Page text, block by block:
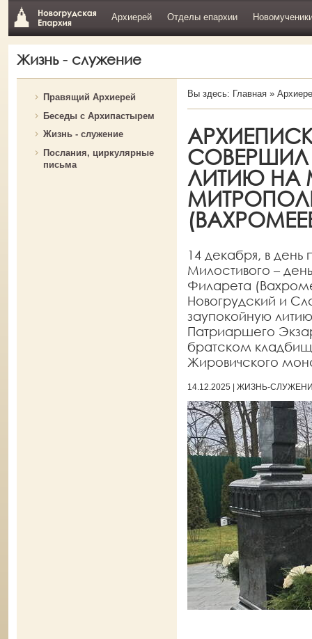
Архиерей Отделы епархии
Жизнь - служение
Правящий Архиерей
Беседы с Архипастырем
Жизнь - служение
Послания, циркулярные
письма
Вы здесь: Главная»
ЛИТИЮ НА
14 декабря, в
Милостивого –
Филарета
Новогрудский и
заупокойную
Патриаршего
братском
Жировичского
14.12.2025 | ЖИЗНЬ-